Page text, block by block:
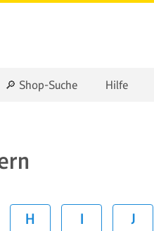
🔎 Shop-Suche Hilfe
H I J